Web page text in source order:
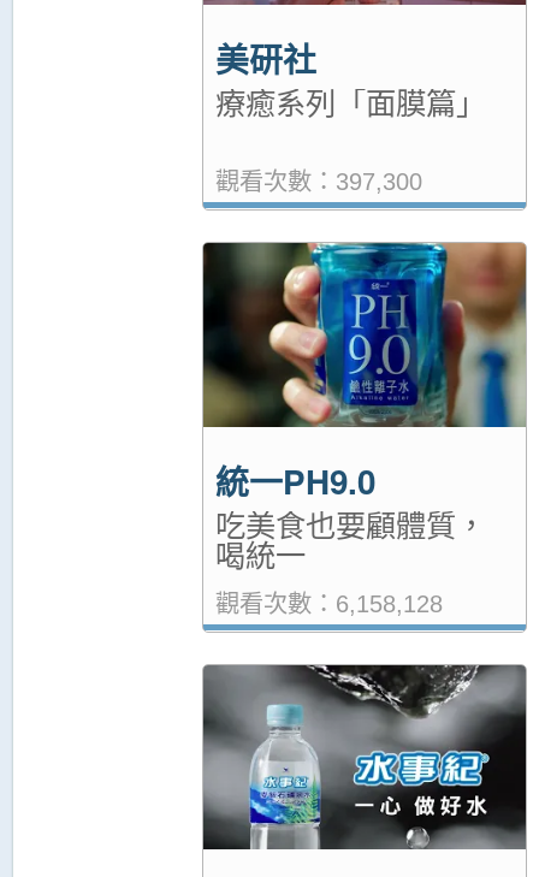
美研社
療癒系列「面膜篇」
觀看次數：397,300
統一PH9.0
吃美食也要顧體質，
喝統一
觀看次數：6,158,128